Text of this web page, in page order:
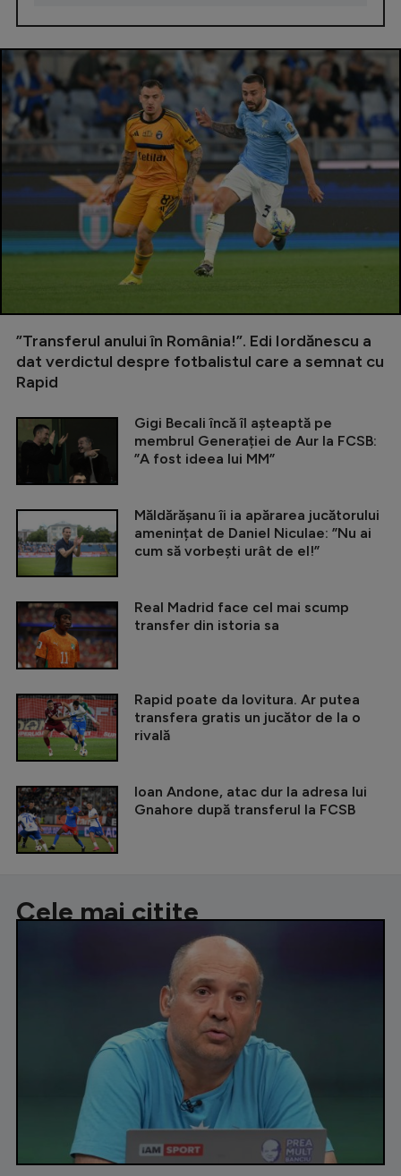
”Transferul anului în România!”. Edi Iordănescu a
dat verdictul despre fotbalistul care a semnat cu
Rapid
Gigi Becali încă îl așteaptă pe
membrul Generației de Aur la FCSB:
”A fost ideea lui MM”
Măldărășanu îi ia apărarea jucătorului
amenințat de Daniel Niculae: ”Nu ai
cum să vorbești urât de el!”
Real Madrid face cel mai scump
transfer din istoria sa
Rapid poate da lovitura. Ar putea
transfera gratis un jucător de la o
rivală
Ioan Andone, atac dur la adresa lui
Gnahore după transferul la FCSB
Cele mai citite